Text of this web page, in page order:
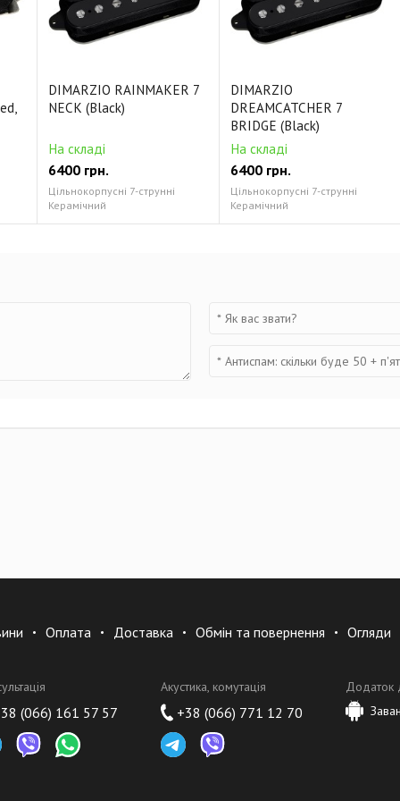
DIMARZIO RAINMAKER 7
NECK (Black)
На складі
6400 грн.
Цільнокорпусні 7-струнні
Керамічний
DIMARZIO
DREAMCATCHER 7
BRIDGE (Black)
На складі
6400 грн.
Цільнокорпусні 7-струнні
Керамічний
Оплата Доставка Обмін та повернення Огляди
(066) 161 57 57
Акустика, комутація
+38 (066) 771 12 70
Додаток